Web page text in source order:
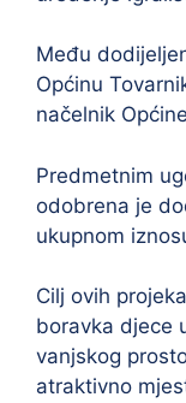
Među
Općinu
načelnik
Predmetnim
odobrena je
ukupnom
Cilj ovih
boravka djece
vanjskog
atraktivno